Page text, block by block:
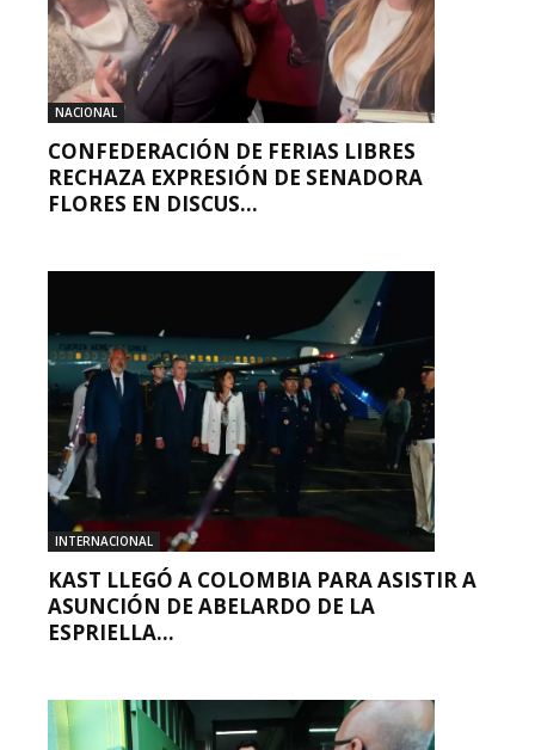
NACIONAL
CONFEDERACIÓN DE FERIAS LIBRES
RECHAZA EXPRESIÓN DE SENADORA
FLORES EN DISCUS...
INTERNACIONAL
KAST LLEGÓ A COLOMBIA PARA ASISTIR A
ASUNCIÓN DE ABELARDO DE LA
ESPRIELLA...